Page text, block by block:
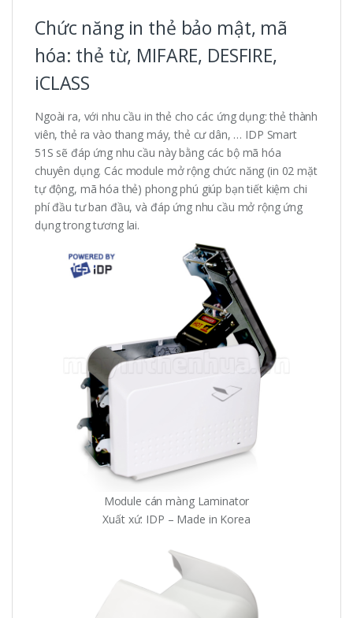
Chức năng in thẻ bảo mật, mã
hóa: thẻ từ, MIFARE, DESFIRE,
iCLASS
Ngoài ra, với nhu cầu in thẻ cho các ứng dụng: thẻ thành
viên, thẻ ra vào thang máy, thẻ cư dân, … IDP Smart
51S sẽ đáp ứng nhu cầu này bằng các bộ mã hóa
chuyên dụng. Các module mở rộng chức năng (in 02 mặt
tự động, mã hóa thẻ) phong phú giúp bạn tiết kiệm chi
phí đầu tư ban đầu, và đáp ứng nhu cầu mở rộng ứng
dụng trong tương lai.
Module cán màng Laminator
Xuất xứ: IDP – Made in Korea